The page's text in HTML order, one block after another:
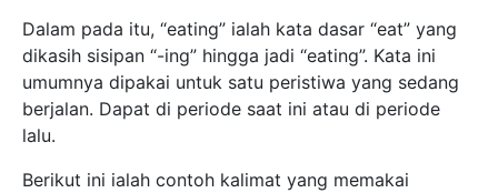
Dalam pada itu, “eating” ialah kata dasar “eat” yang
dikasih sisipan “-ing” hingga jadi “eating”. Kata ini
umumnya dipakai untuk satu peristiwa yang sedang
berjalan. Dapat di periode saat ini atau di periode
lalu.
Berikut ini ialah contoh kalimat yang memakai